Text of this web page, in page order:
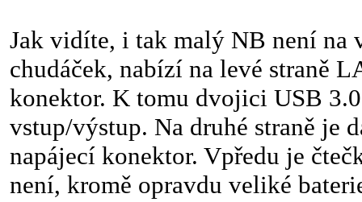
Jak vidíte, i tak malý NB není na
chudáček, nabízí na levé straně
konektor. K tomu dvojici USB
vstup/výstup. Na druhé straně je
napájecí konektor. Vpředu je
není, kromě opravdu veliké